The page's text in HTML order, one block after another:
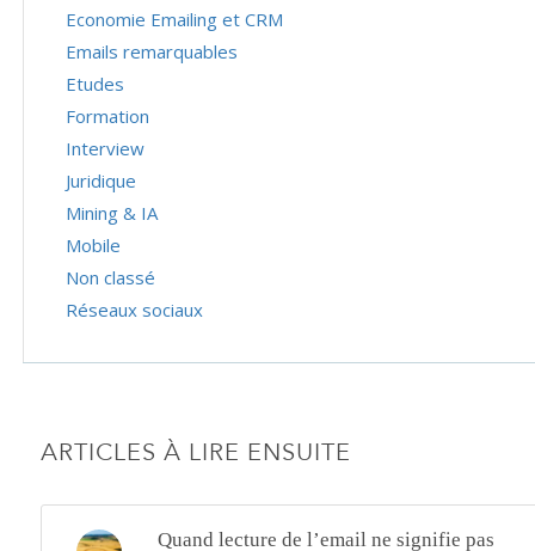
Economie Emailing et CRM
Emails remarquables
Etudes
Formation
Interview
Juridique
Mining & IA
Mobile
Non classé
Réseaux sociaux
ARTICLES À LIRE ENSUITE
Quand lecture de l’email ne signifie pas